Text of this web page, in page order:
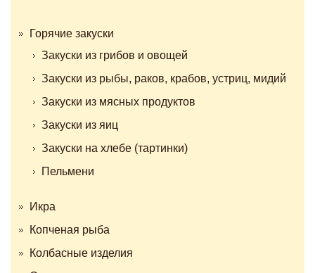
Горячие закуски
Закуски из грибов и овощей
Закуски из рыбы, раков, крабов, устриц, мидий
Закуски из мясных продуктов
Закуски из яиц
Закуски на хлебе (тартинки)
Пельмени
Икра
Копченая рыба
Колбасные изделия